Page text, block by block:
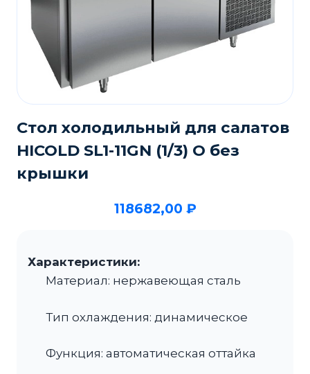
Стол холодильный для салатов
HICOLD SL1-11GN (1/3) О без
крышки
118682,00 ₽
Характеристики:
Материал: нержавеющая сталь
Тип охлаждения: динамическое
Функция: автоматическая оттайка